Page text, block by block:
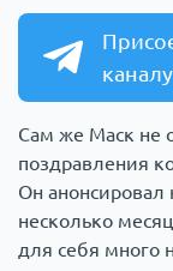
каналу
Сам же Маск не
поздравления
Он анонсировал
несколько
для себя много